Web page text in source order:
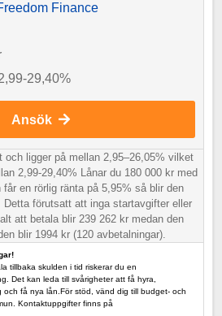
Finance
29,40%
Ansök
och ligger på mellan 2,95–26,05% vilket
2,99-29,40% Lånar du 180 000 kr med
en rörlig ränta på 5,95% så blir den
förutsatt att inga startavgifter eller
att betala blir 239 262 kr medan den
blir 1994 kr (120 avbetalningar).
tillbaka skulden i tid riskerar du en
Det kan leda till svårigheter att få hyra,
få nya lån.För stöd, vänd dig till budget- och
Kontaktuppgifter finns på